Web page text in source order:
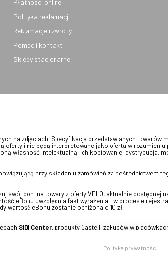
Płatności online
Polityka reklamacji
Reklamacje i zwroty
Pomoc i kontakt
Sklepy stacjonarne
na zdjęciach. Specyfikacja przedstawianych towarów
i nie będą interpretowane jako oferta w
własność intelektualną. Ich kopiowanie, dystrybucja,
przy składaniu zamówień za pośrednictwem
swój bon" na towary z oferty VELO, aktualnie dostępnej
eBonu uwzględnia fakt wyrażenia - w procesie
wartość eBonu zostanie obniżona o 10 zł.
SIDI Center, produkty Castelli zakupów w
Polityka prywatności